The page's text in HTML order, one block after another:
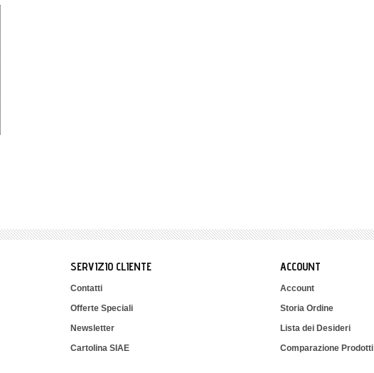
SERVIZIO CLIENTE
Contatti
Offerte Speciali
Newsletter
Cartolina SIAE
ACCOUNT
Account
Storia Ordine
Lista dei Desideri
Comparazione Prodotti